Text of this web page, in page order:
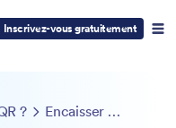
Inscrivez-vous gratuitement
? Encaisser des paiements par QR code